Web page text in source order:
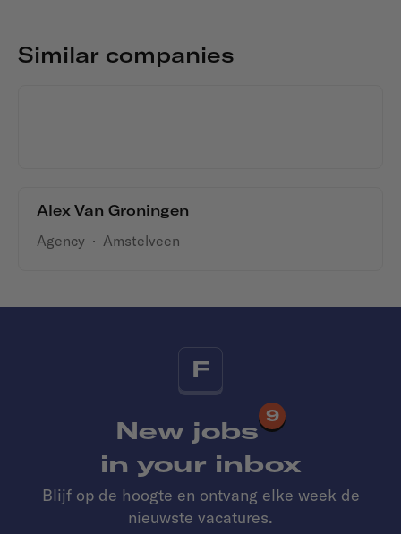
Similar companies
Alex Van Groningen
Agency · Amstelveen
F
New jobs
9
in your inbox
Blijf op de hoogte en ontvang elke week de
nieuwste vacatures.